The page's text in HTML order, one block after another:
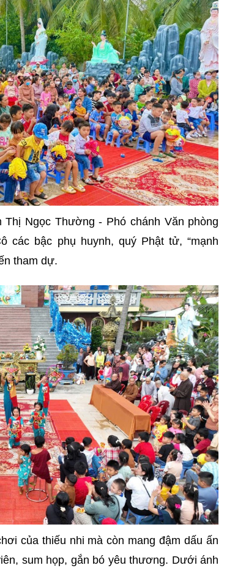
Ngọc Thường - Phó chánh Văn phòng
các bậc phụ huynh, quý Phật tử, “mạnh
tham dự.
của thiếu nhi mà còn mang đậm dấu ấn
sum họp, gắn bó yêu thương. Dưới ánh